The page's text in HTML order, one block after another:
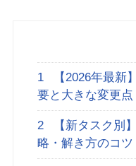
1
【2026年最新
要と大きな変更点
2
【新タスク別
略・解き方のコツ